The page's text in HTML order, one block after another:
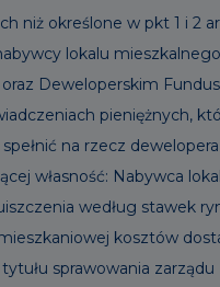
niż określone w pkt 1 i 2
lokalu
Deweloperskim
pieniężnych,
na rzecz
własność: Nabywca
według stawek
kosztów
sprawowania zarządu